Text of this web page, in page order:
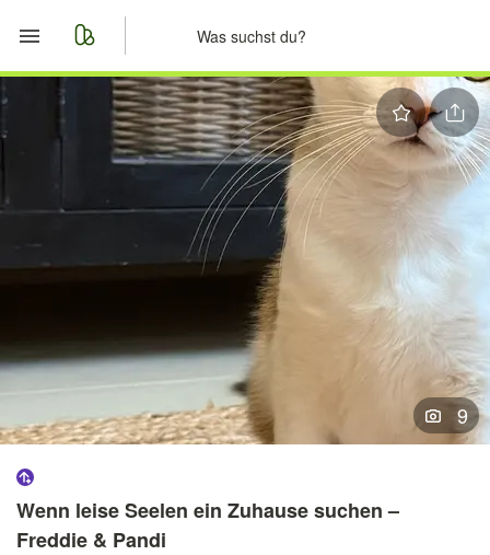
Merkliste
Nachrichten
Anzeige aufgeben
9
Wenn leise Seelen ein Zuhause suchen –
Freddie & Pandi